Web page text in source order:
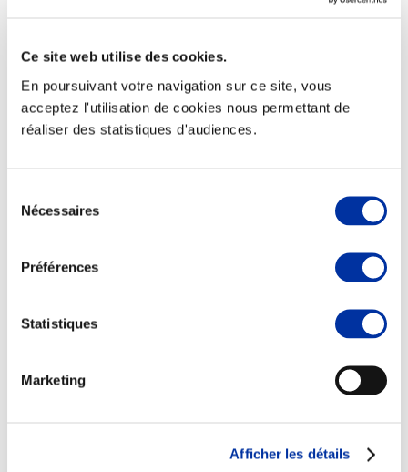
Ce site web utilise des cookies.
En poursuivant votre navigation sur ce site, vous
acceptez l'utilisation de cookies nous permettant de
réaliser des statistiques d'audiences.
Nécessaires
Préférences
Statistiques
Marketing
Afficher les détails
Transport – mise en marché
Abattoir